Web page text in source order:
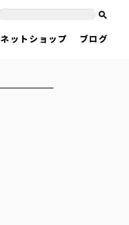
ネットショップ ブログ